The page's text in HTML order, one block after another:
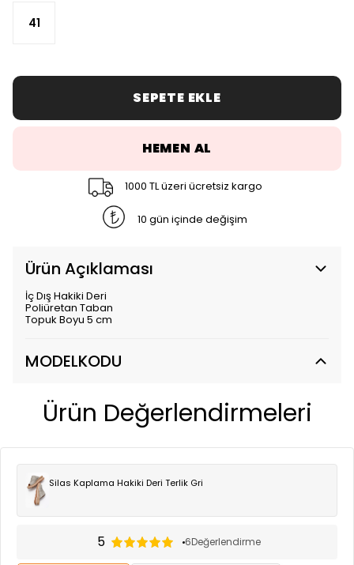
41
SEPETE EKLE
HEMEN AL
1000 TL üzeri ücretsiz kargo
10 gün içinde değişim
Ürün Açıklaması
İç Dış Hakiki Deri
Poliüretan Taban
Topuk Boyu 5 cm
MODELKODU
Ürün Değerlendirmeleri
Silas Kaplama Hakiki Deri Terlik Gri
5 6Değerlendirme